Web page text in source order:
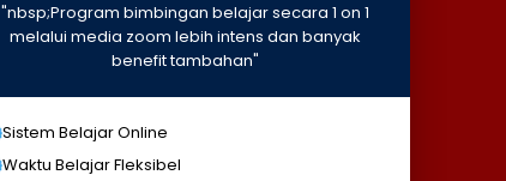
"nbsp;Program bimbingan belajar secara 1 on 1
melalui media zoom lebih intens dan banyak
benefit tambahan"
Sistem Belajar Online
Waktu Belajar Fleksibel